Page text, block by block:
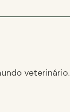
veterinário.